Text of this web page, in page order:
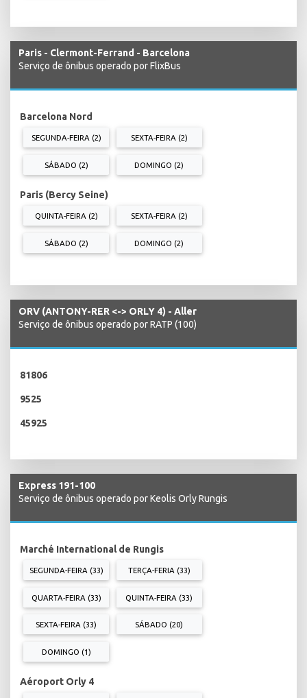
Paris - Clermont-Ferrand - Barcelona
Serviço de ônibus operado por FlixBus
Barcelona Nord
SEGUNDA-FEIRA (2) SEXTA-FEIRA (2)
SÁBADO (2) DOMINGO (2)
Paris (Bercy Seine)
QUINTA-FEIRA (2) SEXTA-FEIRA (2)
SÁBADO (2) DOMINGO (2)
ORV (ANTONY-RER <-> ORLY 4) - Aller
Serviço de ônibus operado por RATP (100)
81806
9525
45925
Express 191-100
Serviço de ônibus operado por Keolis Orly Rungis
Marché International de Rungis
SEGUNDA-FEIRA (33) TERÇA-FERIA (33)
QUARTA-FEIRA (33) QUINTA-FEIRA (33)
SEXTA-FEIRA (33) SÁBADO (20)
DOMINGO (1)
Aéroport Orly 4